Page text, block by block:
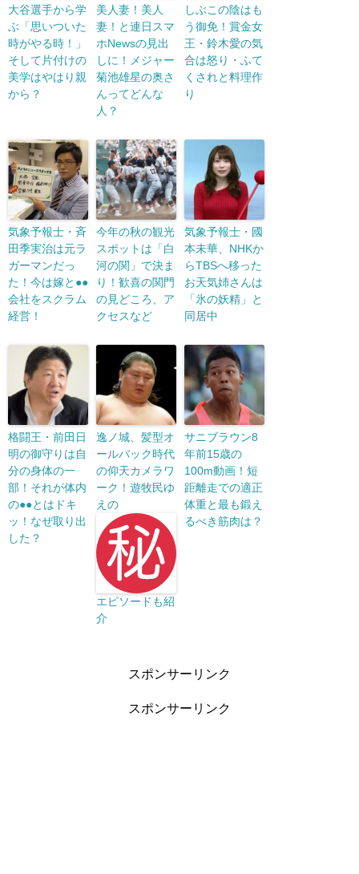
大谷選手から学
ぶ「思いついた
時がやる時！」
そして片付けの
美学はやはり親
から？
美人妻！美人
妻！と連日スマ
ホNewsの見出
しに！メジャー
菊池雄星の奥さ
んってどんな
人？
しぶこの陰はも
う御免！賞金女
王・鈴木愛の気
合は怒り・ふて
くされと料理作
り
気象予報士・斉
田季実治は元ラ
ガーマンだっ
た！今は嫁と●●
会社をスクラム
経営！
今年の秋の観光
スポットは「白
河の関」で決ま
り！歓喜の関門
の見どころ、ア
クセスなど
気象予報士・國
本未華、NHKか
らTBSへ移った
お天気姉さんは
「氷の妖精」と
同居中
格闘王・前田日
明の御守りは自
分の身体の一
部！それが体内
の●●とはドキ
ッ！なぜ取り出
した？
逸ノ城、髪型オ
ールバック時代
の仰天カメラワ
ーク！遊牧民ゆ
えの
エピソードも紹
介
サニブラウン8
年前15歳の
100m動画！短
距離走での適正
体重と最も鍛え
るべき筋肉は？
スポンサーリンク
スポンサーリンク